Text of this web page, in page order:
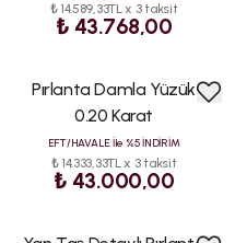
₺ 14.589,33TL x 3 taksit
₺ 43.768,00
Pırlanta Damla Yüzük
0.20 Karat
EFT/HAVALE İle %5 İNDİRİM
₺ 14.333,33TL x 3 taksit
₺ 43.000,00